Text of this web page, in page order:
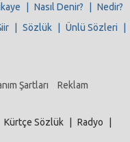
Nasıl Denir?
Nedir?
Sözlük Ünlü Sözleri
Şartları Reklam
Kürtçe Sözlük Radyo